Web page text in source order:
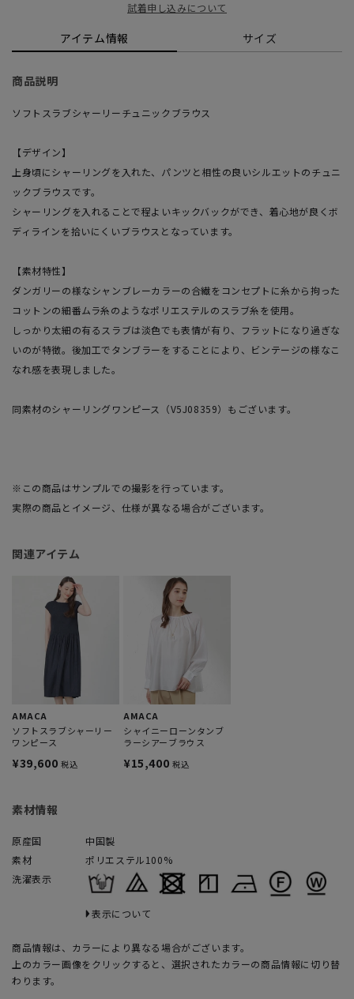
試着申し込みについて
アイテム情報 サイズ
商品説明
ソフトスラブシャーリーチュニックブラウス
【デザイン】
上身頃にシャーリングを入れた、パンツと相性の良いシルエットのチュニ
ックブラウスです。
シャーリングを入れることで程よいキックバックができ、着心地が良くボ
ディラインを拾いにくいブラウスとなっています。
【素材特性】
ダンガリーの様なシャンブレーカラーの合繊をコンセプトに糸から拘った
コットンの細番ムラ糸のようなポリエステルのスラブ糸を使用。
しっかり太細の有るスラブは淡色でも表情が有り、フラットになり過ぎな
いのが特徴。後加工でタンブラーをすることにより、ビンテージの様なこ
なれ感を表現しました。
同素材のシャーリングワンピース（V5J08359）もございます。
※この商品はサンプルでの撮影を行っています。
実際の商品とイメージ、仕様が異なる場合がございます。
関連アイテム
AMACA
ソフトスラブシャーリー
ワンピース
¥39,600 税込
AMACA
シャイニーローンタンブ
ラーシアーブラウス
¥15,400 税込
素材情報
原産国
中国製
素材
ポリエステル100%
洗濯表示
表示について
商品情報は、カラーにより異なる場合がございます。
上のカラー画像をクリックすると、選択されたカラーの商品情報に切り替
わります。